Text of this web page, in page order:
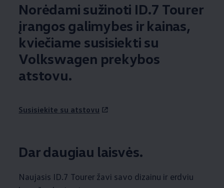
Norėdami sužinoti ID.7 Tourer
įrangos galimybes ir kainas,
kviečiame susisiekti su
Volkswagen prekybos
atstovu.
Susisiekite su atstovu
Dar daugiau laisvės.
Naujasis ID.7 Tourer žavi savo dizainu ir erdviu